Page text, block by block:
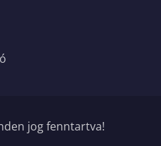
jog fenntartva!